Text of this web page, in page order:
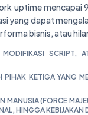
uptime
yang dapat
bisnis, atau
SCRIPT,
KETIGA YANG
MANUSIA (FORCE
HINGGA KEBIJAKAN